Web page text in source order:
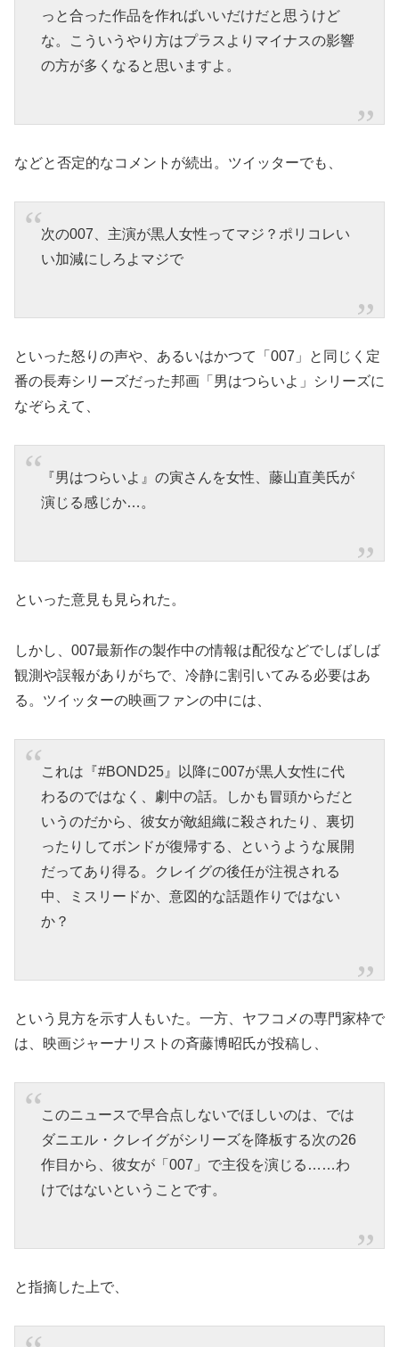
っと合った作品を作ればいいだけだと思うけど
な。こういうやり方はプラスよりマイナスの影響
の方が多くなると思いますよ。
などと否定的なコメントが続出。ツイッターでも、
次の007、主演が黒人女性ってマジ？ポリコレい
い加減にしろよマジで
といった怒りの声や、あるいはかつて「007」と同じく定
番の長寿シリーズだった邦画「男はつらいよ」シリーズに
なぞらえて、
『男はつらいよ』の寅さんを女性、藤山直美氏が
演じる感じか…。
といった意見も見られた。
しかし、007最新作の製作中の情報は配役などでしばしば
観測や誤報がありがちで、冷静に割引いてみる必要はあ
る。ツイッターの映画ファンの中には、
これは『#BOND25』以降に007が黒人女性に代
わるのではなく、劇中の話。しかも冒頭からだと
いうのだから、彼女が敵組織に殺されたり、裏切
ったりしてボンドが復帰する、というような展開
だってあり得る。クレイグの後任が注視される
中、ミスリードか、意図的な話題作りではない
か？
という見方を示す人もいた。一方、ヤフコメの専門家枠で
は、映画ジャーナリストの斉藤博昭氏が投稿し、
このニュースで早合点しないでほしいのは、では
ダニエル・クレイグがシリーズを降板する次の26
作目から、彼女が「007」で主役を演じる……わ
けではないということです。
と指摘した上で、